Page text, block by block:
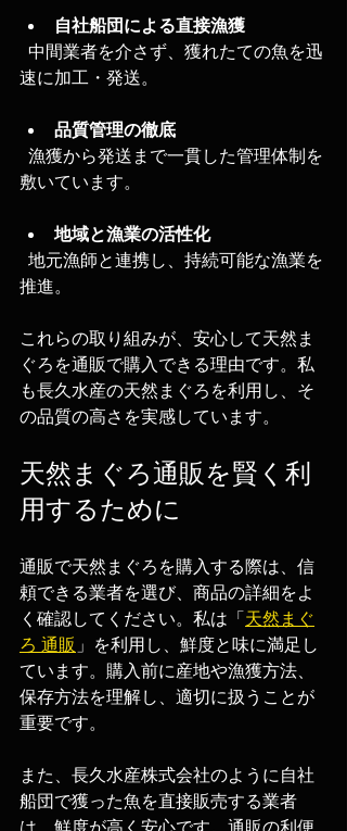
自社船団による直接漁獲
速に加工・発送。
品質管理の徹底
敷いています。
地域と漁業の活性化
推進。
これらの取り組みが、安心して天然ま
ぐろを通販で購入できる理由です。私
も長久水産の天然まぐろを利用し、そ
の品質の高さを実感しています。
天然まぐろ通販を賢く利
用するために
通販で天然まぐろを購入する際は、信
頼できる業者を選び、商品の詳細をよ
く確認してください。私は「 天然まぐ
ろ 通販 」を利用し、鮮度と味に満足し
ています。購入前に産地や漁獲方法、
保存方法を理解し、適切に扱うことが
重要です。
また、長久水産株式会社のように自社
船団で獲った魚を直接販売する業者
は、鮮度が高く安心です。通販の利便